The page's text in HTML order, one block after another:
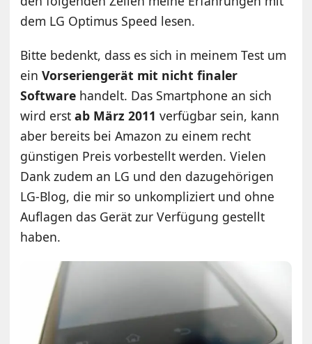
dem LG Optimus Speed lesen.
Bitte bedenkt, dass es sich in meinem Test um
einVorseriengerät mit nicht finaler
Software handelt. Das Smartphone an sich
wird erstab März 2011verfügbar sein, kann
aber bereits bei Amazon zu einem recht
günstigen Preis vorbestellt werden. Vielen
Dank zudem an LG und den dazugehörigen
LG-Blog, die mir so unkompliziert und ohne
Auflagen das Gerät zur Verfügung gestellt
haben.